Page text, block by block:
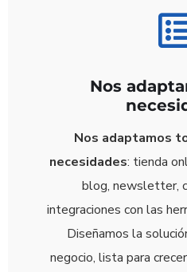
Nos
Nos adaptamos
necesidades: tienda
blog, newsletter,
integraciones con las
Diseñamos la
negocio, lista para